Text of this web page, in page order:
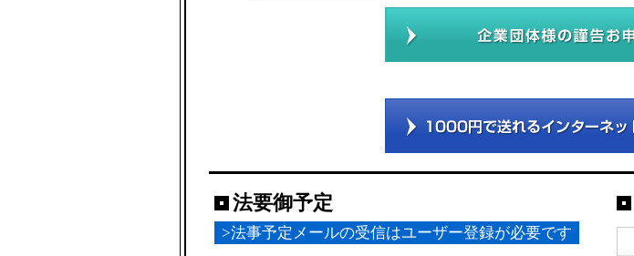
法要御予定
>法事予定メールの受信はユーザー登録が必要です